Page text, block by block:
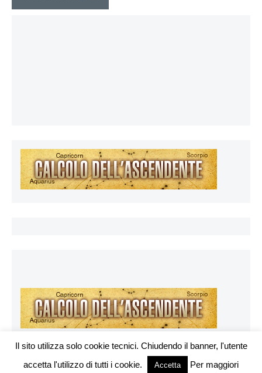
Il sito utilizza solo cookie tecnici. Chiudendo il banner, l'utente
accetta l'utilizzo di tutti i cookie.
Accetta Per maggiori
Vuoi pubblicare sul nostro network?